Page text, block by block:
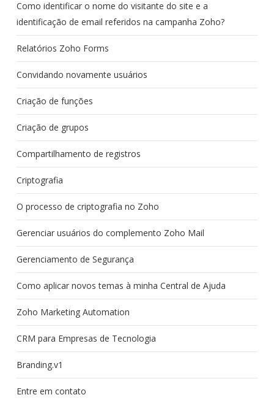
Como identificar o nome do visitante do site e a
identificação de email referidos na campanha Zoho?
Relatórios Zoho Forms
Convidando novamente usuários
Criação de funções
Criação de grupos
Compartilhamento de registros
Criptografia
O processo de criptografia no Zoho
Gerenciar usuários do complemento Zoho Mail
Gerenciamento de Segurança
Como aplicar novos temas à minha Central de Ajuda
Zoho Marketing Automation
CRM para Empresas de Tecnologia
Branding.v1
Entre em contato